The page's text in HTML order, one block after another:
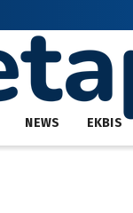
NEWS EKBIS